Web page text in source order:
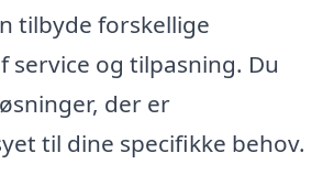
tilbyde forskellige
service og tilpasning. Du
der er
til dine specifikke behov.